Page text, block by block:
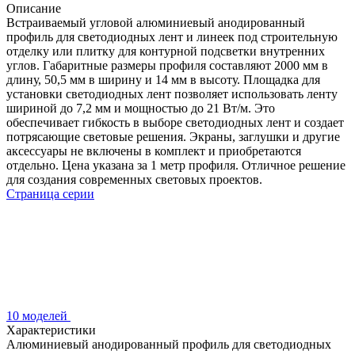
Описание
Встраиваемый угловой алюминиевый анодированный
профиль для светодиодных лент и линеек под строительную
отделку или плитку для контурной подсветки внутренних
углов. Габаритные размеры профиля составляют 2000 мм в
длину, 50,5 мм в ширину и 14 мм в высоту. Площадка для
установки светодиодных лент позволяет использовать ленту
шириной до 7,2 мм и мощностью до 21 Вт/м. Это
обеспечивает гибкость в выборе светодиодных лент и создает
потрясающие световые решения. Экраны, заглушки и другие
аксессуары не включены в комплект и приобретаются
отдельно. Цена указана за 1 метр профиля. Отличное решение
для создания современных световых проектов.
Страница серии
10 моделей
Характеристики
Алюминиевый анодированный профиль для светодиодных